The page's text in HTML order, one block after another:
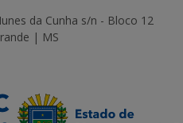
da Cunha s/n - Bloco 12
| MS